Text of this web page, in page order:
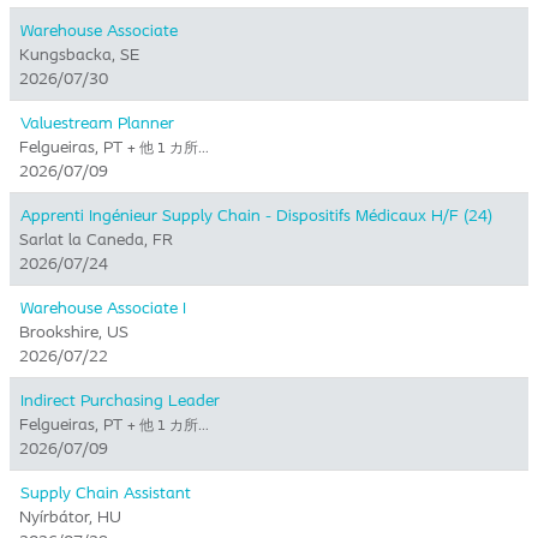
Warehouse Associate
Kungsbacka, SE
2026/07/30
Valuestream Planner
Felgueiras, PT + 他 1 カ所…
2026/07/09
Apprenti Ingénieur Supply Chain - Dispositifs Médicaux H/F (24)
Sarlat la Caneda, FR
2026/07/24
Warehouse Associate I
Brookshire, US
2026/07/22
Indirect Purchasing Leader
Felgueiras, PT + 他 1 カ所…
2026/07/09
Supply Chain Assistant
Nyírbátor, HU